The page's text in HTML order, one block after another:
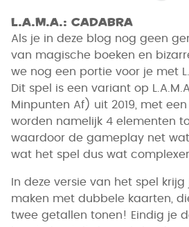
L.A.M.A.: Cadabra
Als je in deze blog nog geen
van magische boeken en
we nog een portie voor je met
Dit spel is een variant op
Minpunten Af) uit 2019, met
worden namelijk 4 elementen
waardoor de gameplay net
wat het spel dus wat
In deze versie van het spel
maken met dubbele kaarten,
twee getallen tonen! Eindig je